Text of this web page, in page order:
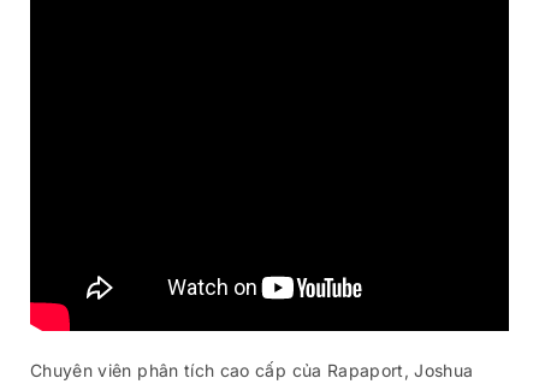
Chuyên viên phân tích cao cấp của Rapaport, Joshua